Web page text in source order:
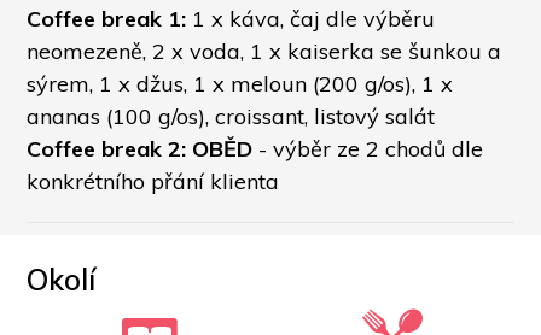
Coffee break 1: 1 x káva, čaj dle výběru
neomezeně, 2 x voda, 1 x kaiserka se šunkou a
sýrem, 1 x džus, 1 x meloun (200 g/os), 1 x
ananas (100 g/os), croissant, listový salát
Coffee break 2: OBĚD - výběr ze 2 chodů dle
konkrétního přání klienta
Okolí